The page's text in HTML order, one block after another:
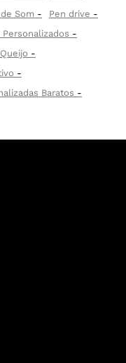
Som
Pen drive
Personalizados
Baratos